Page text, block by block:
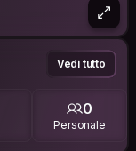
Vedi tutto
0
Personale